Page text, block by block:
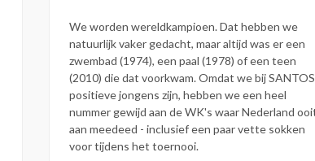
We worden wereldkampioen. Dat hebben we
natuurlijk vaker gedacht, maar altijd was er een
zwembad (1974), een paal (1978) of een teen
(2010) die dat voorkwam. Omdat we bij SANTOS
positieve jongens zijn, hebben we een heel
nummer gewijd aan de WK's waar Nederland
aan meedeed - inclusief een paar vette sokken
voor tijdens het toernooi.